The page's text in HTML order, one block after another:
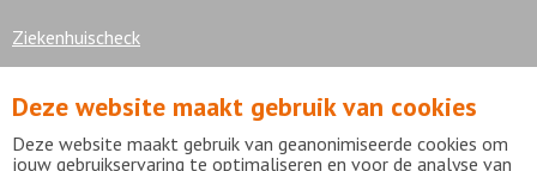
Ziekenhuischeck
7,9
Deze website maakt gebruik van cookies
Deze website maakt gebruik van geanonimiseerde cookies om
jouw gebruikservaring te optimaliseren en voor de analyse van